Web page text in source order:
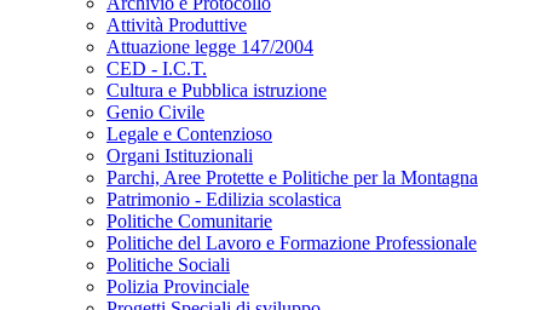
Attività Produttive
Attuazione legge 147/2004
CED - I.C.T.
Cultura e Pubblica istruzione
Genio Civile
Legale e Contenzioso
Organi Istituzionali
Parchi, Aree Protette e Politiche per la Montagna
Patrimonio - Edilizia scolastica
Politiche Comunitarie
Politiche del Lavoro e Formazione Professionale
Politiche Sociali
Polizia Provinciale